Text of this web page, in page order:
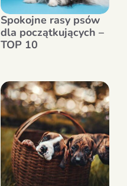
Spokojne rasy psów
dla początkujących –
TOP 10